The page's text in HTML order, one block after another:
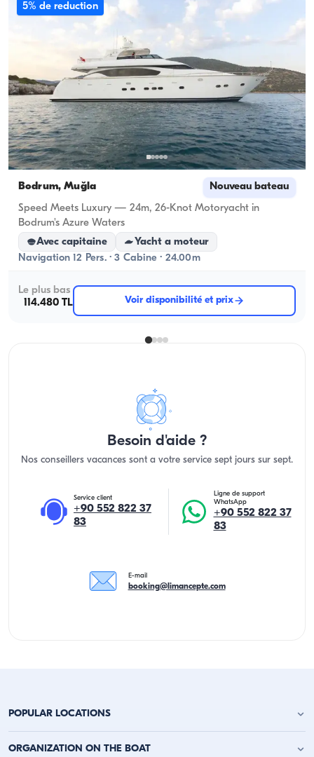
5% de reduction
Bodrum, Muğla Nouveau bateau
Speed Meets Luxury — 24m, 26-Knot Motoryacht in
Bodrum's Azure Waters
Avec capitaine
Yacht a moteur
Navigation 12 Pers. · 3 Cabine · 24.00m
Le plus bas
114.480 TL
Voir disponibilité et prix
Besoin d'aide ?
Nos conseillers vacances sont a votre service sept jours sur sept.
Service client
+90 552 822 37
83
Ligne de support
WhatsApp
+90 552 822 37
83
E-mail
booking@limancepte.com
POPULAR LOCATIONS
Location de yacht à Antalya
ORGANIZATION ON THE BOAT